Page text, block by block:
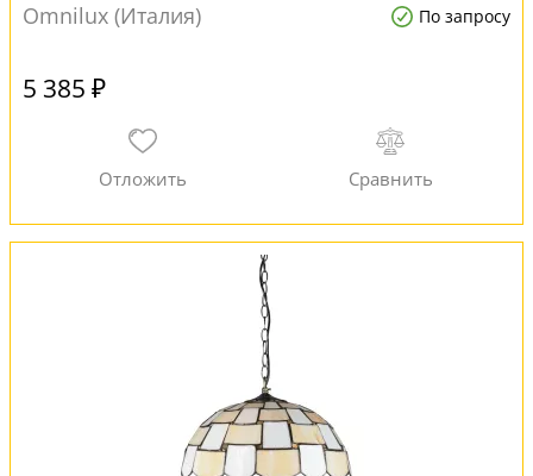
Omnilux (Италия) По запросу
5 385 ₽